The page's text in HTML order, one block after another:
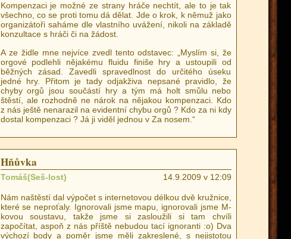
Kompenzaci je možné ze strany hráče nechtít, ale to je tak
všechno, co se proti tomu dá dělat. Jde o krok, k němuž jako
organizátoři saháme dle vlastního uvážení, nikoli na základě
konzultace s hráči či na žádost.
A ze židle mne nejvíce zvedl tento odstavec: „Myslím si, že
orgové podlehli nějakému fluidu finiše hry a ustoupili od
běžných zásad. Zavedli spravedlnost do určitého úseku
jedné hry. Přitom je tady odjakživa nepsané pravidlo, že
chyby orgů jsou součástí hry a tým má holt smůlu nebo
štěstí, ale rozhodně ne nárok na nějakou kompenzaci. Kdo
z nás ještě nenarazil na evidentní chybu orgů ? Kdo za ni kdy
dostal kompenzaci ? Já ji viděl jednou v Za nosem.“
Hňůvka
Tomáš(Seš-lost) 14.9.2009 v 12:09
Nám naštěstí dal výpočet s internetovou délkou dvě kružnice,
které se neproťaly. Ignorovali jsme mapu, ignorovali jsme M-
kovou soustavu, takže jsme si zasloužili si tam chvíli
započítat, aspoň z nás příště nebudou tací ignoranti :o) Dva
výchozí body a poměr jsme měli zakreslené, s nejistotou